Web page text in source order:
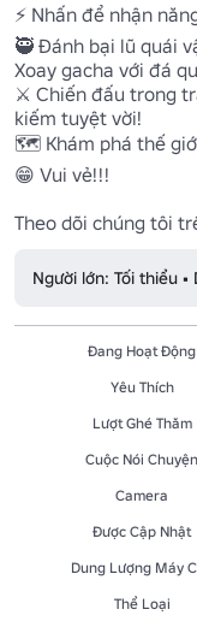
⚡ Nhấn để nhận
🥷 Đánh bại lũ quái
Xoay gacha với đá
⚔️ Chiến đấu trong
kiếm tuyệt vời!
🗺️ Khám phá thế
😁 Vui vẻ!!!
Theo dõi chúng tôi
Người lớn: Tối thiểu •
Đang Hoạt Động
Yêu Thích
Lượt Ghé Thăm
Cuộc Nói Chuyện
Camera
Được Cập Nhật
Dung Lượng Máy
Thể Loại